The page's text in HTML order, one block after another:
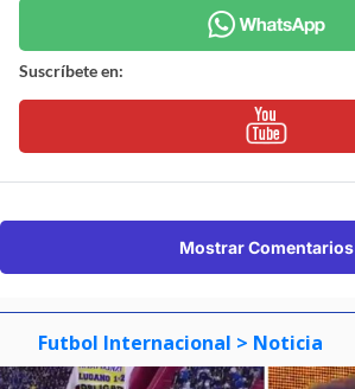
Suscríbete en:
Mostrar Comentarios
Futbol Internacional > Noticia